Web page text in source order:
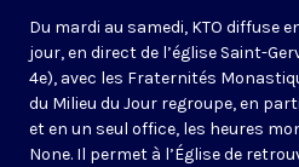
Du mardi au samedi, KTO diffuse
jour, en direct de l’église Saint-
4e), avec les Fraternités
du Milieu du Jour regroupe, en
et en un seul office, les heures
None. Il permet à l’Église de